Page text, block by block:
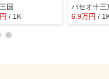
国
/ 1K
パセオ十三
6.9万円 /